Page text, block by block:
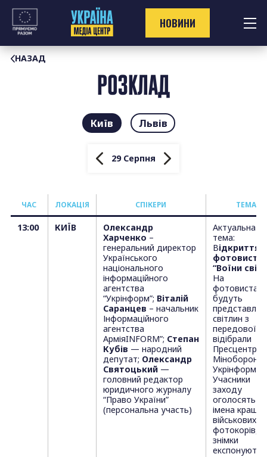
Перейти
контенту
НОВИНИ
НАЗАД
РОЗКЛАД
Київ Львів
29 Серпня
ЧАС ЛОКАЦІЯ СПІКЕРИ ТЕМА
13:00 КИЇВ
Олександр
Харченко –
генеральний директор
Українського
національного
інформаційного
агентства
“Укрінформ”; Віталій
Саранцев – начальник
Інформаційного
агентства
АрміяINFORM”; Степан
Кубів — народний
депутат; Олександр
Святоцький—
головний редактор
юридичного журналу
“Право України”
(персональна участь)
Актуальна
тема:
Відкриття
“Воїни
На
будуть
світлин з
передової,
відібрали
Пресцентри
Міноборони
Укрінформу.
Учасники
заходу
оголосять
імена кращих
військових
фотокорів,
знімки